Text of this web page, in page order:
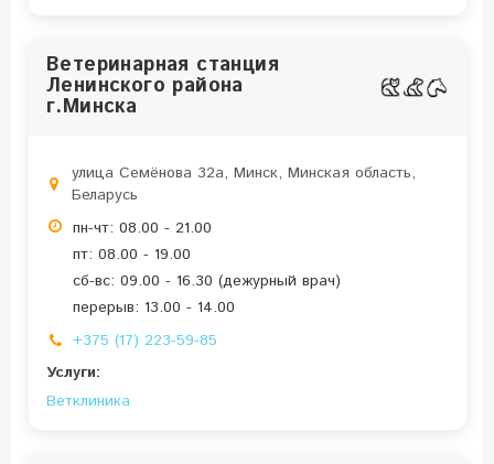
Ветеринарная станция
Ленинского района
г.Минска
улица Семёнова 32а, Минск, Минская область,
Беларусь
пн-чт: 08.00 - 21.00
пт: 08.00 - 19.00
сб-вс: 09.00 - 16.30 (дежурный врач)
перерыв: 13.00 - 14.00
+375 (17) 223-59-85
Услуги:
Ветклиника